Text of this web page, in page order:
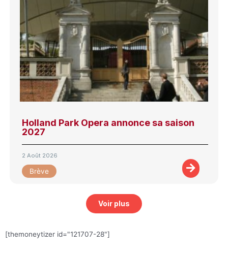
Holland Park Opera annonce sa saison
2027
2 Août 2026
Brève
Voir plus
[themoneytizer id="121707-28"]